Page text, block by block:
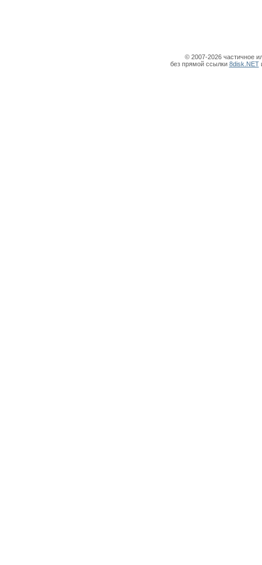
© 2007-2026 частичное
без прямой ссылки 8disk.NET